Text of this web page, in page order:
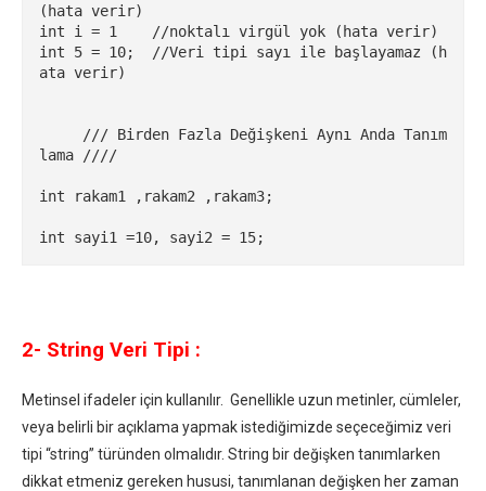
(hata verir)
int i = 1    //noktalı virgül yok (hata verir)
int 5 = 10;  //Veri tipi sayı ile başlayamaz (h
ata verir)
lama ////
int rakam1 ,rakam2 ,rakam3;
int sayi1 =10, sayi2 = 15;
2- String Veri Tipi :
Metinsel ifadeler için kullanılır. Genellikle uzun metinler, cümleler,
veya belirli bir açıklama yapmak istediğimizde seçeceğimiz veri
tipi “string” türünden olmalıdır. String bir değişken tanımlarken
dikkat etmeniz gereken hususi, tanımlanan değişken her zaman